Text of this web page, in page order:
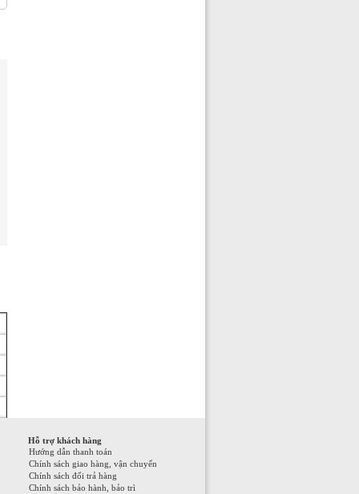
Hỗ trợ khách hàng
Hướng dẫn thanh toán
Chính sách giao hàng, vận chuyển
Chính sách đổi trả hàng
Chính sách bảo hành, bảo trì